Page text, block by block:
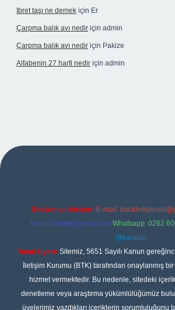
Ibret taşı ne demek için Er
Çarpma balık avı nedir için admin
Çarpma balık avı nedir için Pakize
Alfabenin 27 harfi nedir için admin
Reklam ve İletişim: E-mail:
forumhizmeti@gmail.com Whatsapp: 0262
@karabul
Yasal Uyarı: Sitemiz, 5651 Sayılı Kanun
İletişim Kurumu (BTK) tarafından onaylanmış
hizmet vermektedir. Bu nedenle, sitedeki
denetleme veya araştırma yükümlülüğümüz
üyelerimiz yazdıkları içeriklerin sorumluluğunu